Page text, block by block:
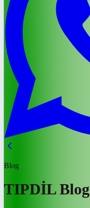
Blog
TIPDİL Blog